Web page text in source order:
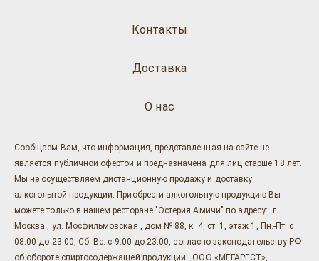
О нас
Доставка
Контакты
Сообщаем Вам, что информация, представленная на сайте не
является публичной офертой и предназначена для лиц старше 18 лет.
Мы не осуществляем дистанционную продажу и доставку
алкогольной продукции. Приобрести алкогольную продукцию Вы
можете только в нашем ресторане "Остерия Амичи" по адресу: г.
Москва , ул. Мосфильмовская , дом № 88, к. 4, ст. 1, этаж 1, Пн.-Пт. с
08:00 до 23:00, Сб.-Вс. с 9:00 до 23:00, согласно законодательству РФ
об обороте спиртосодержащей продукции. ООО «МЕГАРЕСТ»,